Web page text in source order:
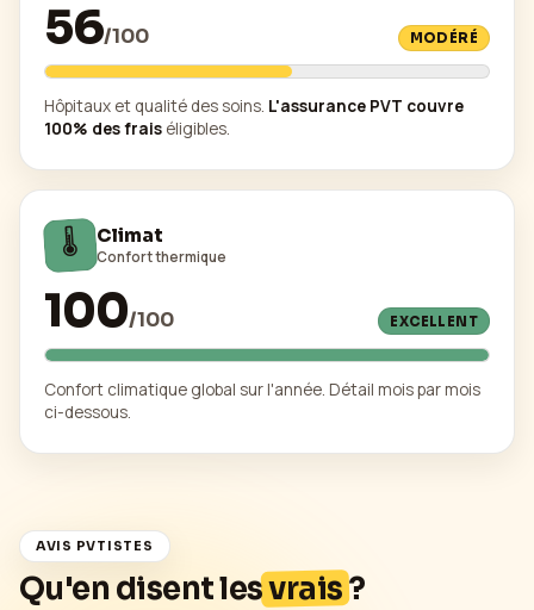
56/100 MODÉRÉ
Hôpitaux et qualité des soins. L'assurance PVT couvre
100% des frais éligibles.
🌡️ Climat
Confort thermique
100/100 EXCELLENT
Confort climatique global sur l'année. Détail mois par mois
ci-dessous.
AVIS PVTISTES
Qu'en disent lesvrais?